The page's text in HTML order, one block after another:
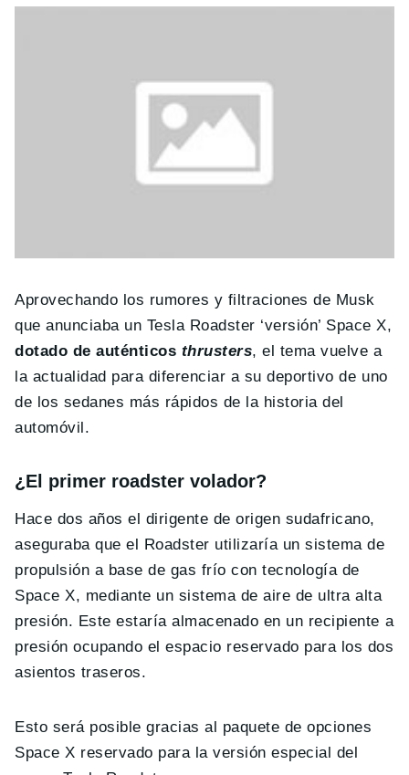
Aprovechando los rumores y filtraciones de Musk
que anunciaba un Tesla Roadster ‘versión’ Space X,
dotado de auténticos thrusters, el tema vuelve a
la actualidad para diferenciar a su deportivo de uno
de los sedanes más rápidos de la historia del
automóvil.
¿El primer roadster volador?
Hace dos años el dirigente de origen sudafricano,
aseguraba que el Roadster utilizaría un sistema de
propulsión a base de gas frío con tecnología de
Space X, mediante un sistema de aire de ultra alta
presión. Este estaría almacenado en un recipiente a
presión ocupando el espacio reservado para los dos
asientos traseros.
Esto será posible gracias al paquete de opciones
Space X reservado para la versión especial del